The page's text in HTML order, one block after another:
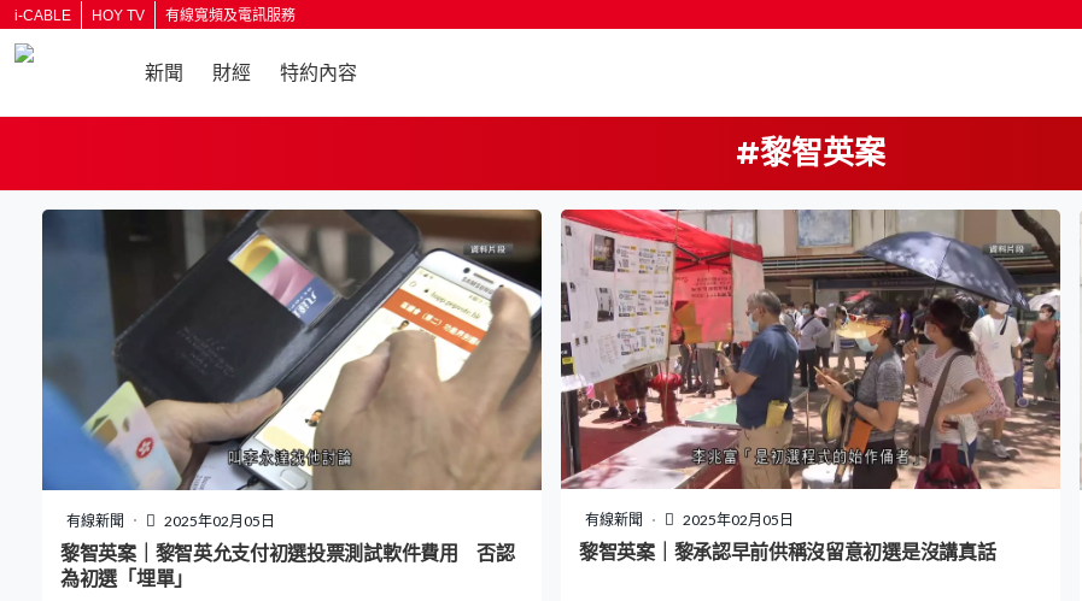
i-CABLE HOY TV 有線寬頻及電訊服務
新聞 財經 特約內容
#黎智英案
按輸入鍵開始搜尋
有線新聞 2025年02月05日
黎智英案｜黎智英允支付初選投票測試軟件費用 否認
為初選「埋單」
有線新聞 2025年02月05日
黎智英案｜黎承認早前供稱沒留意初選是沒講真話